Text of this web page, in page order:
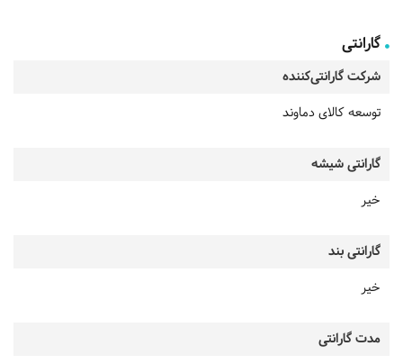
گارانتی
شرکت گارانتی‌کننده
توسعه کالای دماوند
گارانتی شیشه
خیر
گارانتی بند
خیر
مدت گارانتی